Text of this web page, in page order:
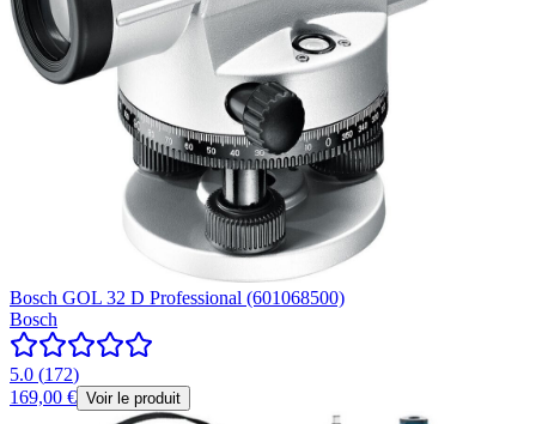
Bosch GOL 32 D Professional (601068500)
Bosch
5.0 (172)
169,00 € Voir le produit